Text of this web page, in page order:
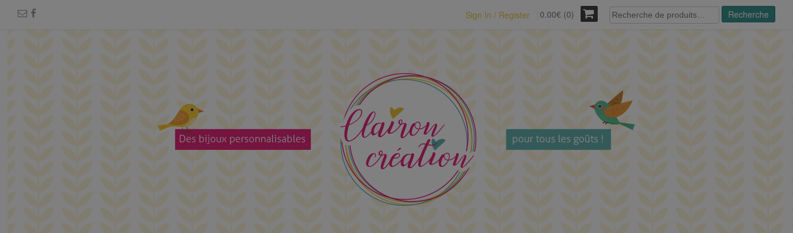
Sign In / Register 0.00€ (0)
Recherche
pour :
Recherche